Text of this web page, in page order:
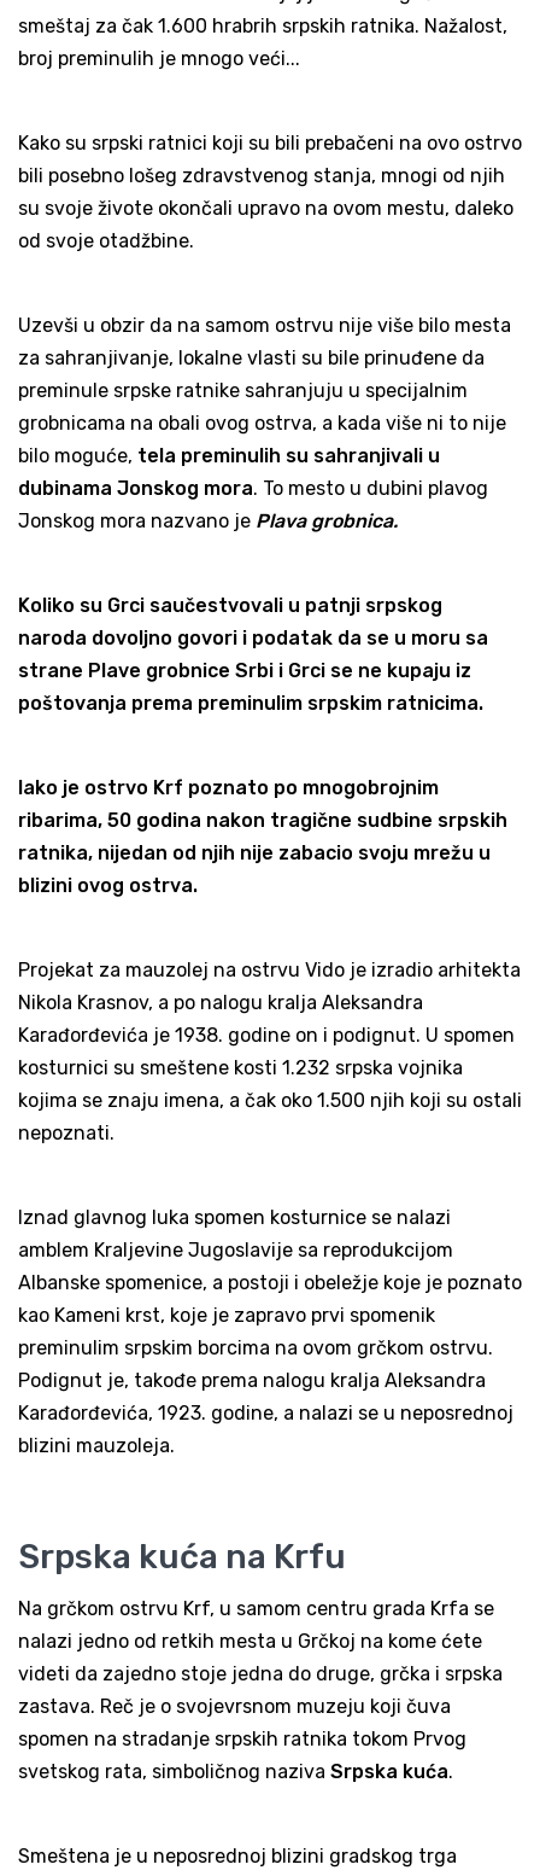
smeštaj za čak 1.600 hrabrih srpskih ratnika. Nažalost,
broj preminulih je mnogo veći...
Kako su srpski ratnici koji su bili prebačeni na ovo ostrvo
bili posebno lošeg zdravstvenog stanja, mnogi od njih
su svoje živote okončali upravo na ovom mestu, daleko
od svoje otadžbine.
Uzevši u obzir da na samom ostrvu nije više bilo mesta
za sahranjivanje, lokalne vlasti su bile prinuđene da
preminule srpske ratnike sahranjuju u specijalnim
grobnicama na obali ovog ostrva, a kada više ni to nije
bilo moguće, tela preminulih su sahranjivali u
dubinama Jonskog mora. To mesto u dubini plavog
Jonskog mora nazvano je Plava grobnica.
Koliko su Grci saučestvovali u patnji srpskog
naroda dovoljno govori i podatak da se u moru sa
strane Plave grobnice Srbi i Grci se ne kupaju iz
poštovanja prema preminulim srpskim ratnicima.
Iako je ostrvo Krf poznato po mnogobrojnim
ribarima, 50 godina nakon tragične sudbine srpskih
ratnika, nijedan od njih nije zabacio svoju mrežu u
blizini ovog ostrva.
Projekat za mauzolej na ostrvu Vido je izradio arhitekta
Nikola Krasnov, a po nalogu kralja Aleksandra
Karađorđevića je 1938. godine on i podignut. U spomen
kosturnici su smeštene kosti 1.232 srpska vojnika
kojima se znaju imena, a čak oko 1.500 njih koji su ostali
nepoznati.
Iznad glavnog luka spomen kosturnice se nalazi
amblem Kraljevine Jugoslavije sa reprodukcijom
Albanske spomenice, a postoji i obeležje koje je poznato
kao Kameni krst, koje je zapravo prvi spomenik
preminulim srpskim borcima na ovom grčkom ostrvu.
Podignut je, takođe prema nalogu kralja Aleksandra
Karađorđevića, 1923. godine, a nalazi se u neposrednoj
blizini mauzoleja.
Srpska kuća na Krfu
Na grčkom ostrvu Krf, u samom centru grada Krfa se
nalazi jedno od retkih mesta u Grčkoj na kome ćete
videti da zajedno stoje jedna do druge, grčka i srpska
zastava. Reč je o svojevrsnom muzeju koji čuva
spomen na stradanje srpskih ratnika tokom Prvog
svetskog rata, simboličnog naziva Srpska kuća.
Smeštena je u neposrednoj blizini gradskog trga